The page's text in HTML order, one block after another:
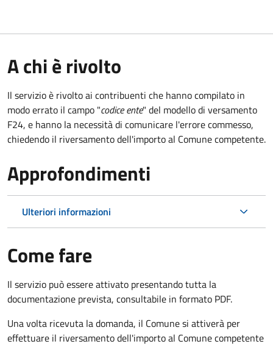
A chi è rivolto
Il servizio è rivolto ai contribuenti che hanno compilato in
modo errato il campo "codice ente" del modello di versamento
F24, e hanno la necessità di comunicare l'errore commesso,
chiedendo il riversamento dell'importo al Comune competente.
Approfondimenti
Ulteriori informazioni
Come fare
Il servizio può essere attivato presentando tutta la
documentazione prevista, consultabile in formato PDF.
Una volta ricevuta la domanda, il Comune si attiverà per
effettuare il riversamento dell'importo al Comune competente